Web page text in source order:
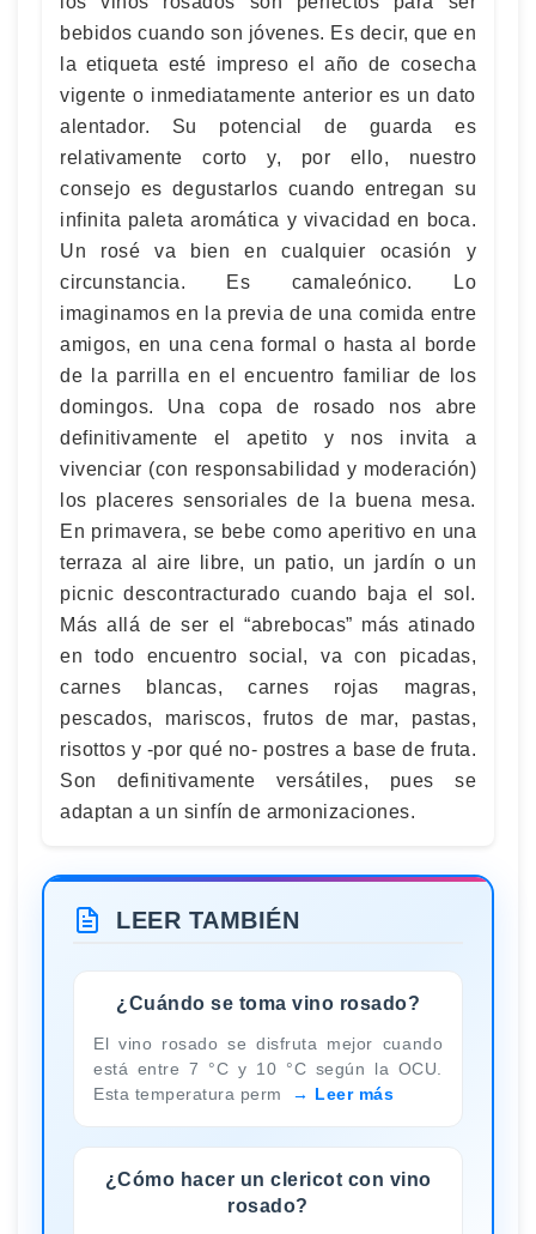
bebidos cuando son jóvenes. Es decir, que en
la etiqueta esté impreso el año de cosecha
vigente o inmediatamente anterior es un dato
alentador. Su potencial de guarda es
relativamente corto y, por ello, nuestro
consejo es degustarlos cuando entregan su
infinita paleta aromática y vivacidad en boca.
Un rosé va bien en cualquier ocasión y
circunstancia. Es camaleónico. Lo
imaginamos en la previa de una comida entre
amigos, en una cena formal o hasta al borde
de la parrilla en el encuentro familiar de los
domingos. Una copa de rosado nos abre
definitivamente el apetito y nos invita a
vivenciar (con responsabilidad y moderación)
los placeres sensoriales de la buena mesa.
En primavera, se bebe como aperitivo en una
terraza al aire libre, un patio, un jardín o un
picnic descontracturado cuando baja el sol.
Más allá de ser el “abrebocas” más atinado
en todo encuentro social, va con picadas,
carnes blancas, carnes rojas magras,
pescados, mariscos, frutos de mar, pastas,
risottos y -por qué no- postres a base de fruta.
Son definitivamente versátiles, pues se
adaptan a un sinfín de armonizaciones.
LEER TAMBIÉN
¿Cuándo se toma vino rosado?
El vino rosado se disfruta mejor cuando
está entre 7 °C y 10 °C según la OCU.
Esta temperatura perm
Leer más
¿Cómo hacer un clericot con vino
rosado?